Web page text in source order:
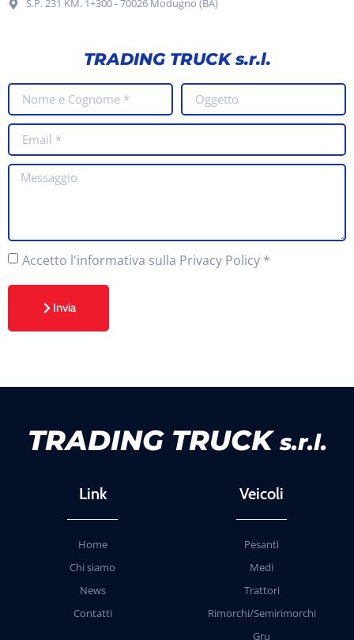
S.P. 231 KM. 1+300 - 70026 Modugno (BA)
TRADING TRUCK s.r.l.
Accetto l'informativa sulla Privacy Policy *
Invia
TRADING TRUCKs.r.l.
Link
Home
Chi siamo
News
Contatti
Veicoli
Pesanti
Medi
Trattori
Rimorchi/Semirimorchi
Gru